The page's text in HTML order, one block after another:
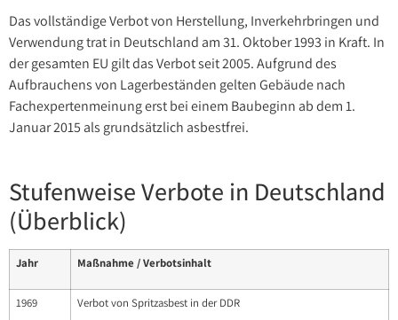
Das vollständige Verbot von Herstellung, Inverkehrbringen und
Verwendung trat in Deutschland am 31. Oktober 1993 in Kraft. In
der gesamten EU gilt das Verbot seit 2005. Aufgrund des
Aufbrauchens von Lagerbeständen gelten Gebäude nach
Fachexpertenmeinung erst bei einem Baubeginn ab dem 1.
Januar 2015 als grundsätzlich asbestfrei.
Stufenweise Verbote in Deutschland
(Überblick)
Jahr Maßnahme / Verbotsinhalt
1969 Verbot von Spritzasbest in der DDR